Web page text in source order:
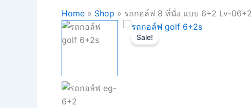
Home » Shop » รถกอล์ฟ 8 ที่นั่ง แบบ 6+2 Lv-06+2
Sale!